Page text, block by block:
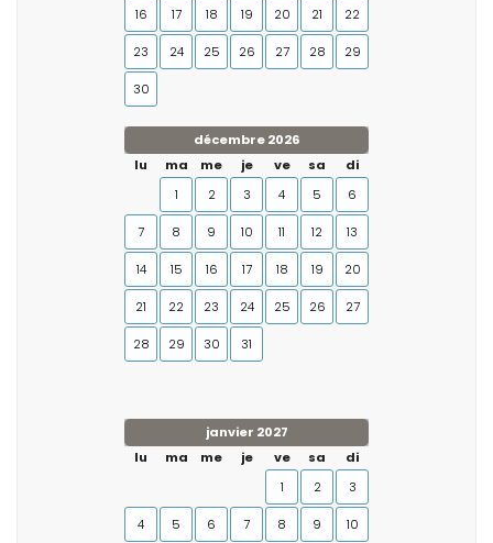
16 17 18 19 20 21 22
23 24 25 26 27 28 29
30
décembre 2026
lu
ma me je ve sa
di
1
2 3 4 5 6
7 8 9 10 11 12 13
14 15 16 17 18 19 20
21 22 23 24 25 26 27
28 29 30 31
janvier 2027
lu
ma me je ve sa
di
1
2 3
4 5 6 7 8 9 10